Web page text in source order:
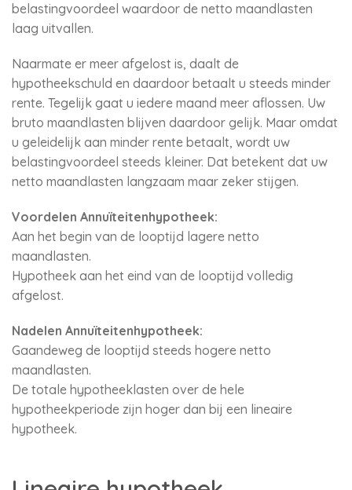
belastingvoordeel waardoor de netto maandlasten
laag uitvallen.
Naarmate er meer afgelost is, daalt de
hypotheekschuld en daardoor betaalt u steeds minder
rente. Tegelijk gaat u iedere maand meer aflossen. Uw
bruto maandlasten blijven daardoor gelijk. Maar omdat
u geleidelijk aan minder rente betaalt, wordt uw
belastingvoordeel steeds kleiner. Dat betekent dat uw
netto maandlasten langzaam maar zeker stijgen.
Voordelen Annuïteitenhypotheek:
Aan het begin van de looptijd lagere netto
maandlasten.
Hypotheek aan het eind van de looptijd volledig
afgelost.
Nadelen Annuïteitenhypotheek:
Gaandeweg de looptijd steeds hogere netto
maandlasten.
De totale hypotheeklasten over de hele
hypotheekperiode zijn hoger dan bij een lineaire
hypotheek.